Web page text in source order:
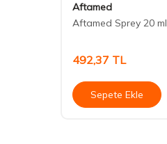
Aftamed
Aftamed Sprey 20 ml
492,37 TL
Sepete Ekle